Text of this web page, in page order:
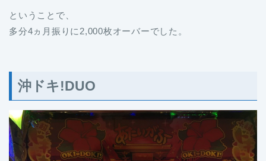
ということで、
多分4ヵ月振りに2,000枚オーバーでした。
沖ドキ!DUO